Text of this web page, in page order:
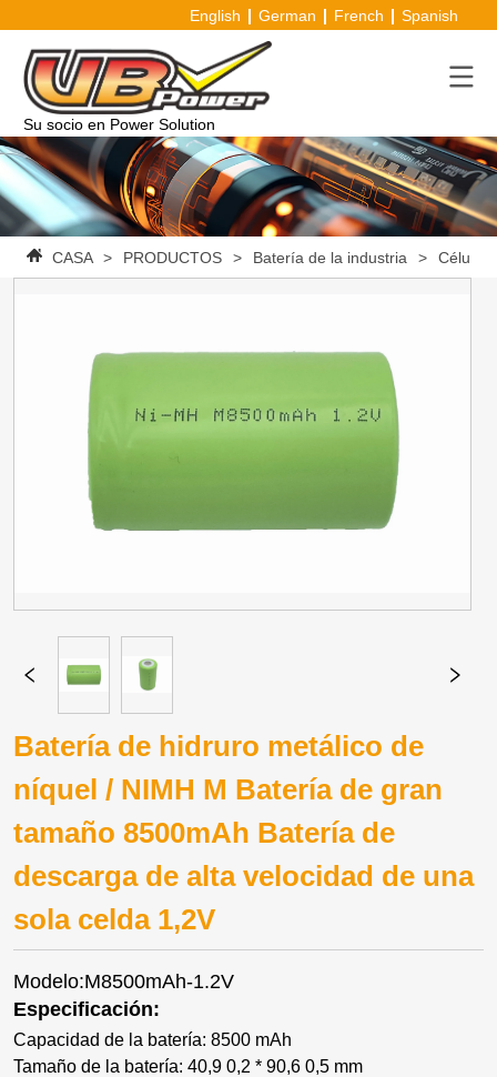
English German French Spanish
Su socio en Power Solution
CASA > PRODUCTOS > Batería de la industria > Célula
Batería de hidruro metálico de
níquel / NIMH M Batería de gran
tamaño 8500mAh Batería de
descarga de alta velocidad de una
sola celda 1,2V
Modelo:M8500mAh-1.2V
Especificación:
Capacidad de la batería: 8500 mAh
Tamaño de la batería: 40,9 0,2 * 90,6 0,5 mm